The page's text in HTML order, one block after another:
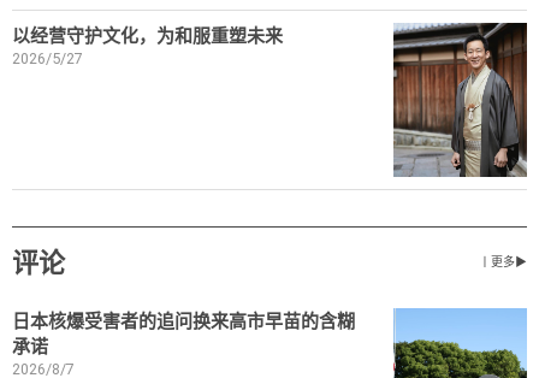
以经营守护文化，为和服重塑未来
2026/5/27
评论 丨更多▶
日本核爆受害者的追问换来高市早苗的含糊
承诺
2026/8/7